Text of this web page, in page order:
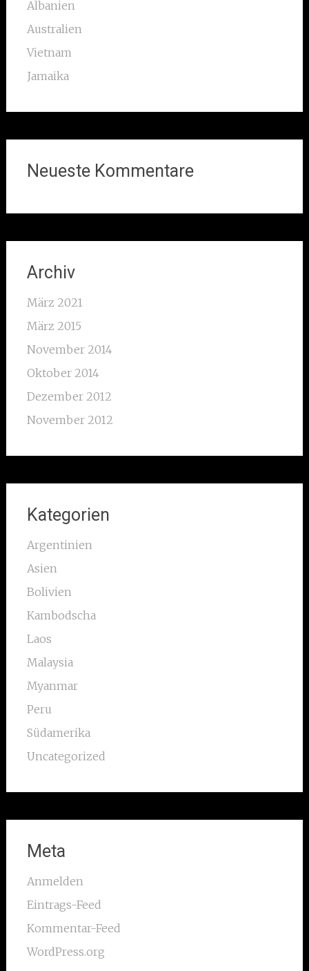
Albanien
Australien
Vietnam
Jamaika
Neueste Kommentare
Archiv
März 2021
März 2015
November 2014
Oktober 2014
Dezember 2012
November 2012
Kategorien
Argentinien
Asien
Bolivien
Kambodscha
Laos
Malaysia
Myanmar
Peru
Südamerika
Uncategorized
Meta
Anmelden
Eintrags-Feed
Kommentar-Feed
WordPress.org